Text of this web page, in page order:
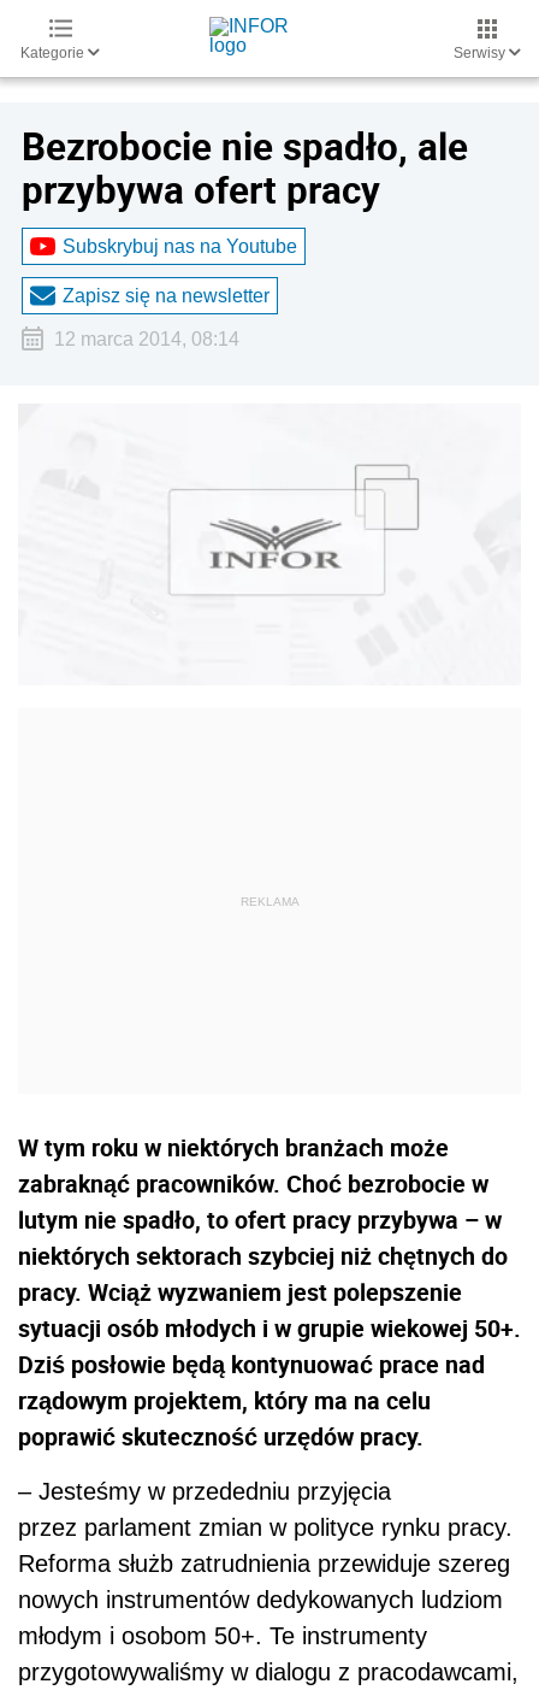
Kategorie Serwisy
Bezrobocie nie spadło, ale
przybywa ofert pracy
Subskrybuj nas na Youtube
Zapisz się na newsletter
12 marca 2014, 08:14
W tym roku w niektórych branżach może
zabraknąć pracowników. Choć bezrobocie w
lutym nie spadło, to ofert pracy przybywa – w
niektórych sektorach szybciej niż chętnych do
pracy. Wciąż wyzwaniem jest polepszenie
sytuacji osób młodych i w grupie wiekowej 50+.
Dziś posłowie będą kontynuować prace nad
rządowym projektem, który ma na celu
poprawić skuteczność urzędów pracy.
– Jesteśmy w przededniu przyjęcia
przez parlament zmian w polityce rynku pracy.
Reforma służb zatrudnienia przewiduje szereg
nowych instrumentów dedykowanych ludziom
młodym i osobom 50+. Te instrumenty
przygotowywaliśmy w dialogu z pracodawcami,